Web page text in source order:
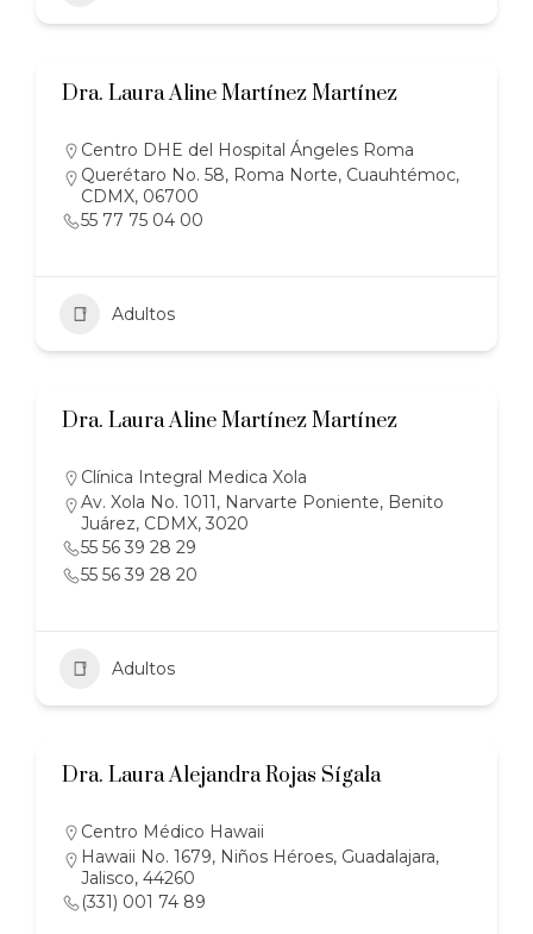
Dra. Laura Aline Martínez Martínez
Centro DHE del Hospital Ángeles Roma
Querétaro No. 58, Roma Norte, Cuauhtémoc,
CDMX, 06700
55 77 75 04 00
Adultos
Dra. Laura Aline Martínez Martínez
Clínica Integral Medica Xola
Av. Xola No. 1011, Narvarte Poniente, Benito
Juárez, CDMX, 3020
55 56 39 28 29
55 56 39 28 20
Adultos
Dra. Laura Alejandra Rojas Sígala
Centro Médico Hawaii
Hawaii No. 1679, Niños Héroes, Guadalajara,
Jalisco, 44260
(331) 001 74 89